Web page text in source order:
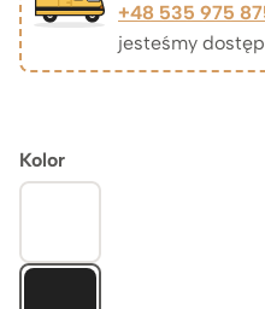
+48 535 975
jesteśmy
Kolor